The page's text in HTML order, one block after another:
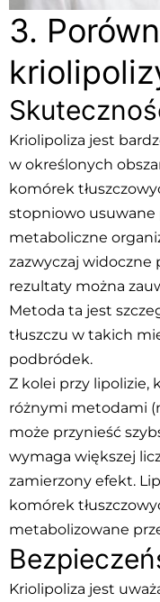
3.
Kriolipoliza jest
w określonych
komórek
stopniowo usuwane
metaboliczne
zazwyczaj widoczne
rezultaty można
Metoda ta jest
tłuszczu w takich
podbródek.
Z kolei przy lipolizie,
różnymi metodami
może przynieść
wymaga większej
zamierzony efekt.
komórek
metabolizowane
Kriolipoliza jest